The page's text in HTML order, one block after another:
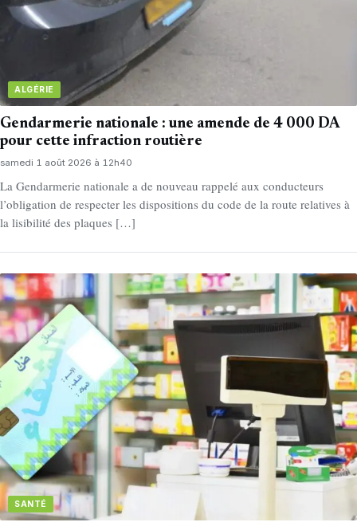
ALGÉRIE
Gendarmerie nationale : une amende de 4 000 DA
pour cette infraction routière
samedi 1 août 2026 à 12h40
La Gendarmerie nationale a de nouveau rappelé aux conducteurs
l’obligation de respecter les dispositions du code de la route relatives à
la lisibilité des plaques […]
SANTÉ